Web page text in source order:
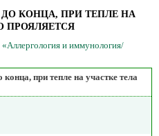
КОНЦА, ПРИ ТЕПЛЕ НА
ПРОЯЛЯЕТСЯ
и иммунология/
при тепле на участке тела